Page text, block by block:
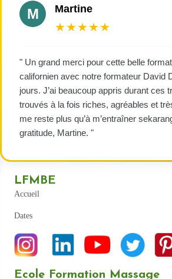
M Martine
★★★★★
" Un grand merci pour cette belle
californien avec notre formateur David
jours. J’ai beaucoup appris durant ces
trouvés à la fois riches, agréables et
me reste plus qu’à m’entraîner
gratitude, Martine. "
LFMBE
Accueil
Dates
Ecole Formation Massage